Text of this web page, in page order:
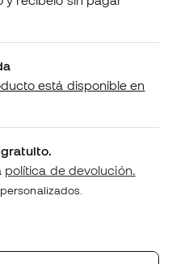
está disponible en
política de devolución.